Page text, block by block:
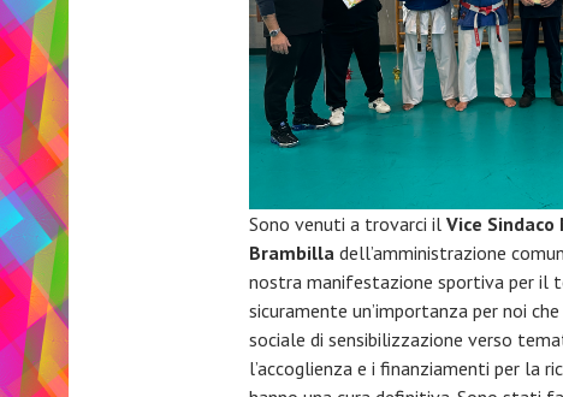
Sono venuti a trovarci il Vice Sindaco
Brambilla dell’amministrazione
nostra manifestazione sportiva per il
sicuramente un’importanza per noi
sociale di sensibilizzazione verso
l’accoglienza e i finanziamenti per la